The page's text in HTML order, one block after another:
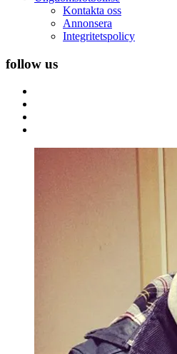
Kontakta oss
Annonsera
Integritetspolicy
follow us